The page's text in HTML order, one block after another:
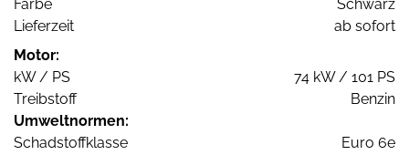
Farbe
Schwarz
Lieferzeit
ab sofort
Motor:
kW / PS
74 kW / 101 PS
Treibstoff
Benzin
Umweltnormen:
Schadstoffklasse
Euro 6e